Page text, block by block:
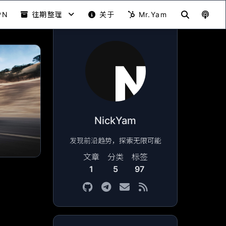
往期整理 关于 Mr.Yam
NickYam
发现前沿趋势，探索无限可能
文章
1
分类
5
标签
97